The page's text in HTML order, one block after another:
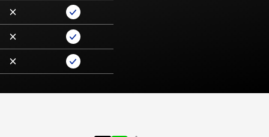
×
×
×